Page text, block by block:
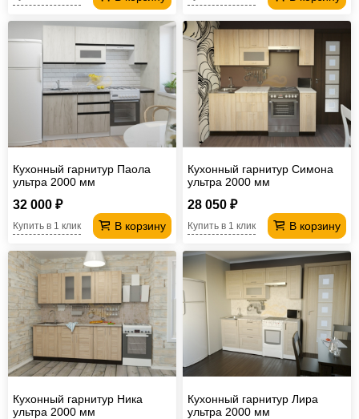
Кухонный гарнитур Паола
ультра 2000 мм
32 000 ₽
В корзину
Купить в 1 клик
Кухонный гарнитур Симона
ультра 2000 мм
28 050 ₽
В корзину
Купить в 1 клик
Кухонный гарнитур Ника
ультра 2000 мм
Кухонный гарнитур Лира
ультра 2000 мм